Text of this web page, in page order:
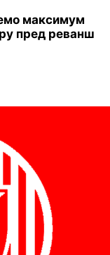
максимум
пред реванш